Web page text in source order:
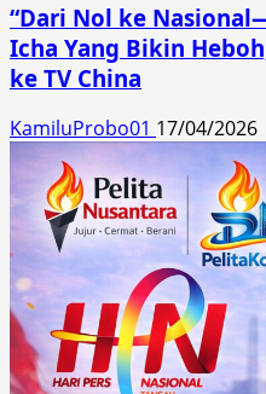
“Dari Nol ke
Icha Yang Bikin
ke TV China
KamiluProbo01 17/04/2026